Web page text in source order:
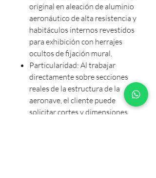
original en aleación de aluminio
aeronáutico de alta resistencia y
habitáculos internos revestidos
para exhibición con herrajes
ocultos de fijación mural.
Particularidad: Al trabajar
directamente sobre secciones
reales de la estructura de la
aeronave, el cliente puede
solicitar cortes y dimensiones